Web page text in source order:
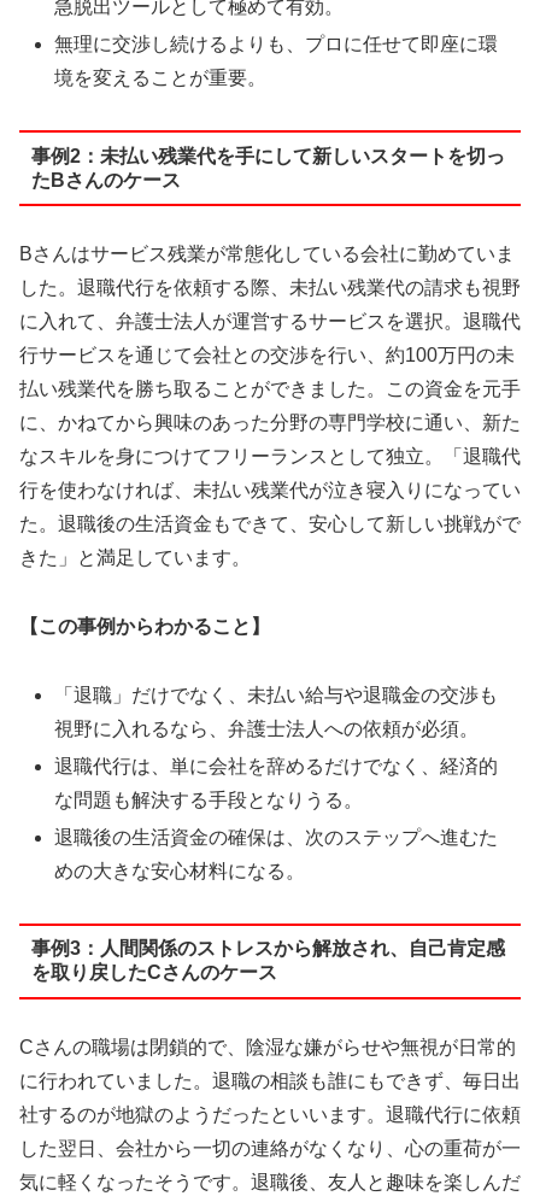
急脱出ツールとして極めて有効。
無理に交渉し続けるよりも、プロに任せて即座に環
境を変えることが重要。
事例2：未払い残業代を手にして新しいスタートを切っ
たBさんのケース
Bさんはサービス残業が常態化している会社に勤めていま
した。退職代行を依頼する際、未払い残業代の請求も視野
に入れて、弁護士法人が運営するサービスを選択。退職代
行サービスを通じて会社との交渉を行い、約100万円の未
払い残業代を勝ち取ることができました。この資金を元手
に、かねてから興味のあった分野の専門学校に通い、新た
なスキルを身につけてフリーランスとして独立。「退職代
行を使わなければ、未払い残業代が泣き寝入りになってい
た。退職後の生活資金もできて、安心して新しい挑戦がで
きた」と満足しています。
【この事例からわかること】
「退職」だけでなく、未払い給与や退職金の交渉も
視野に入れるなら、弁護士法人への依頼が必須。
退職代行は、単に会社を辞めるだけでなく、経済的
な問題も解決する手段となりうる。
退職後の生活資金の確保は、次のステップへ進むた
めの大きな安心材料になる。
事例3：人間関係のストレスから解放され、自己肯定感
を取り戻したCさんのケース
Cさんの職場は閉鎖的で、陰湿な嫌がらせや無視が日常的
に行われていました。退職の相談も誰にもできず、毎日出
社するのが地獄のようだったといいます。退職代行に依頼
した翌日、会社から一切の連絡がなくなり、心の重荷が一
気に軽くなったそうです。退職後、友人と趣味を楽しんだ